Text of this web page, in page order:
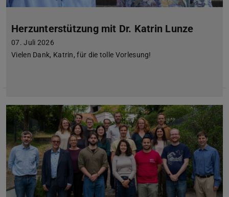
Herzunterstützung mit Dr. Katrin Lunze
07. Juli 2026
Vielen Dank, Katrin, für die tolle Vorlesung!